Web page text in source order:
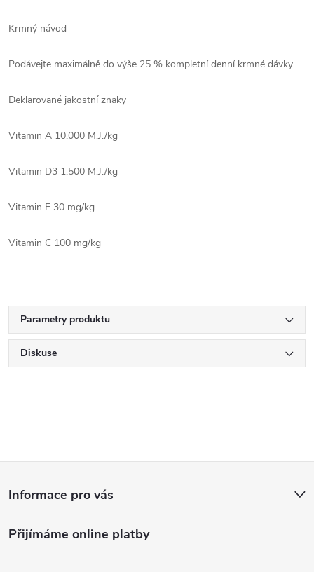
Krmný návod
Podávejte maximálně do výše 25 % kompletní denní krmné dávky.
Deklarované jakostní znaky
Vitamin A 10.000 M.J./kg
Vitamin D3 1.500 M.J./kg
Vitamin E 30 mg/kg
Vitamin C 100 mg/kg
Parametry produktu
Diskuse
p
Informace pro vás
Přijímáme online platby